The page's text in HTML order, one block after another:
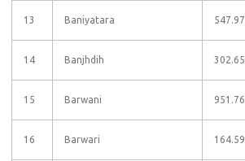
13 Baniyatara 547.97
14 Banjhdih 302.65
15 Barwani 951.76
16 Barwari 164.59